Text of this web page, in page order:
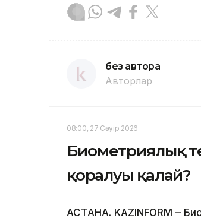
без автора
Авторлар
08:00, 27 Сәуір 2026
Биометриялық
қорғалуы қалай?
АСТАНА. KAZINFORM –